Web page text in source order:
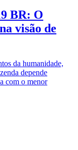
BR: O
visão de
da humanidade,
depende
com o menor